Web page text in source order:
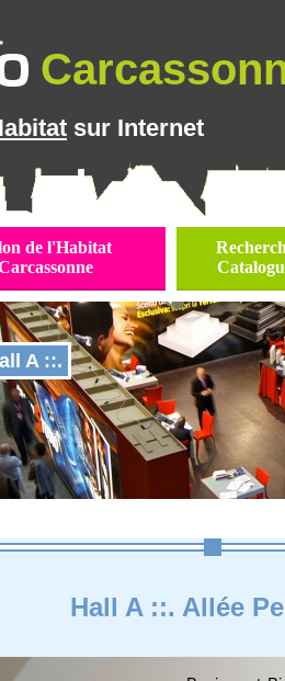
sur Internet
de l'Habitat
A ::.
Hall A ::. Allée